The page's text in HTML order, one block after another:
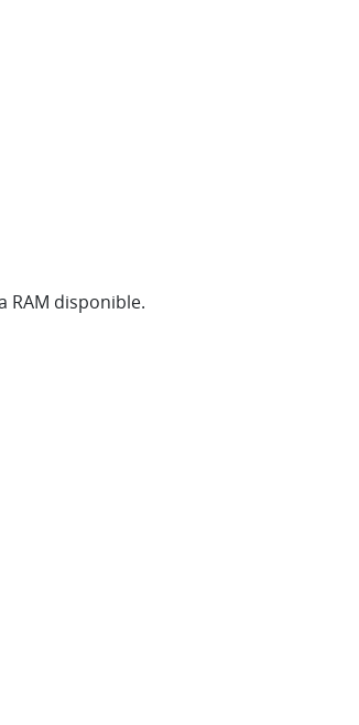
RAM disponible.